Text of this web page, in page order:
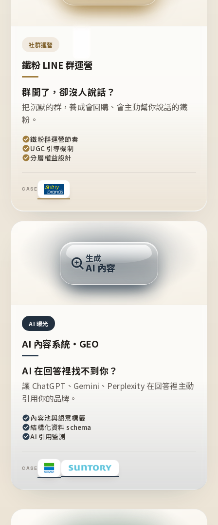
開團
嗎？
社群運營
鐵粉 LINE 群運營
群開了，卻沒人說話？
把沉默的群，養成會回購、會主動幫你說話的鐵
粉。
鐵粉群運營節奏
UGC 引導機制
分層權益設計
CASE
推薦的台灣品牌？
生成
AI 內容
AI 曝光
AI 內容系統・GEO
AI 在回答裡找不到你？
讓 ChatGPT、Gemini、Perplexity 在回答裡主動
引用你的品牌。
內容池與語意標籤
結構化資料 schema
AI 引用監測
CASE